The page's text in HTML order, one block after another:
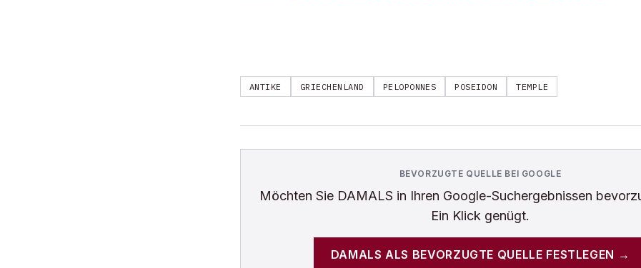
ANTIKE GRIECHENLAND PELOPONNES POSEIDON TEMPLE
BEVORZUGTE QUELLE BEI GOOGLE
Möchten Sie DAMALS in Ihren Google-Suchergebnissen
Ein Klick genügt.
DAMALS ALS BEVORZUGTE QUELLE FESTLEGEN →